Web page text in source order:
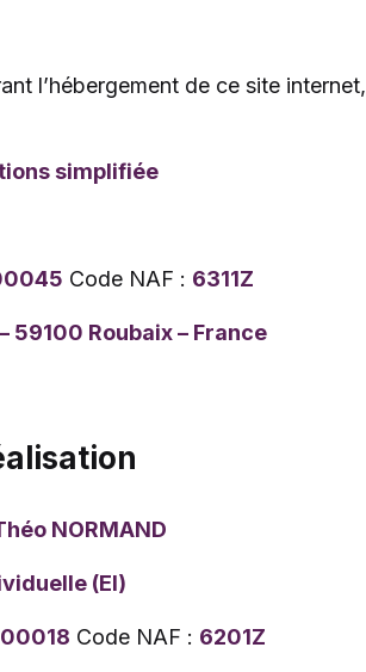
l’hébergement de ce site
simplifiée
Code NAF : 6311Z
59100 Roubaix – France
NORMAND
(EI)
Code NAF : 6201Z